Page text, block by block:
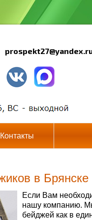
Контакты
в Брянске
Если Вам
нашу компанию.
бейджей как в